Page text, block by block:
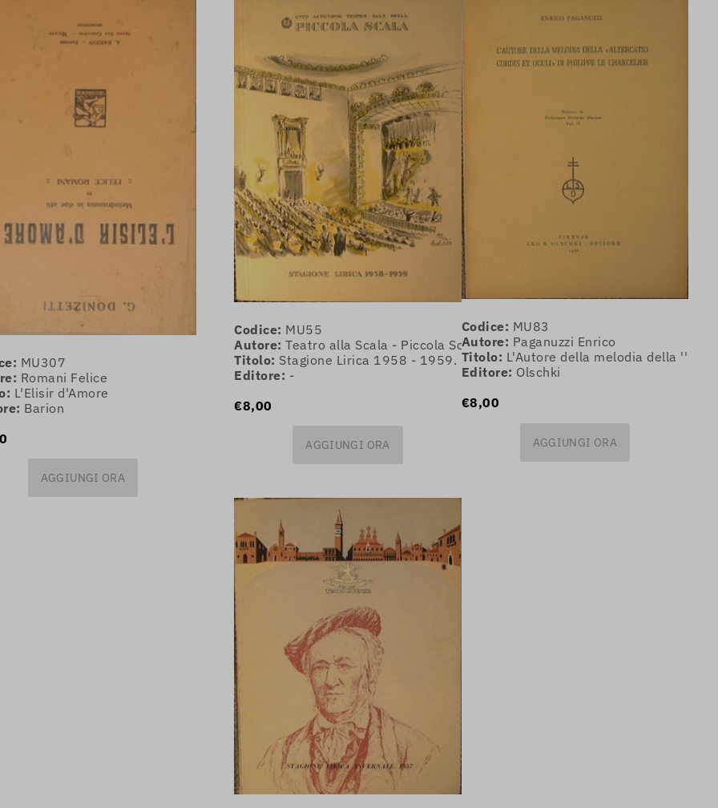
MU307
Romani Felice
L'Elisir d'Amore
Barion
AGGIUNGI ORA
Codice: MU55
Autore: Teatro alla Scala - Piccola Scaa
Titolo: Stagione Lirica 1958 - 1959. La Pietra del Paragone
Editore: -
€8,00
AGGIUNGI ORA
Codice: MU83
Autore: Paganuzzi Enrico
Titolo: L'Autore della melodia della ''
Editore: Olschki
€8,00
AGGIUNGI ORA